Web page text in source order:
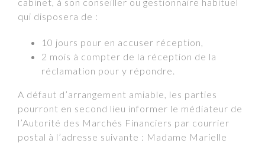
qui disposera de :
10 jours pour en accuser réception,
2 mois à compter de la réception de la
réclamation pour y répondre.
A défaut d’arrangement amiable, les parties
pourront en second lieu informer le médiateur de
l’Autorité des Marchés Financiers par courrier
postal à l’adresse suivante : Madame Marielle